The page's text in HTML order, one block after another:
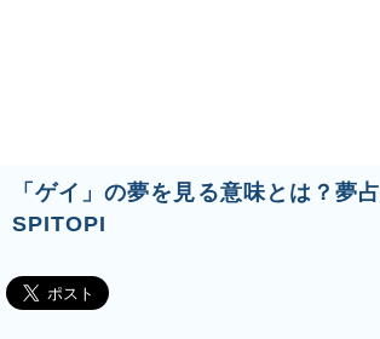
「ゲイ」の夢を見る意味とは？夢
SPITOPI